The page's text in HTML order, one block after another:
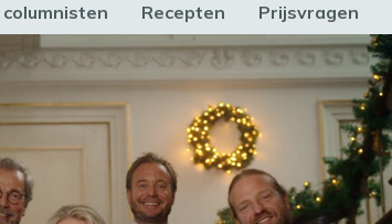
columnisten Recepten Prijsvragen
GEZONDHEID & SPORT HUIS, TUIN & HOBBY